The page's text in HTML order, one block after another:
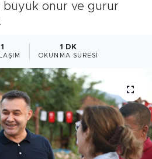
onur ve gurur
1 1 DK
OKUNMA SÜRESI